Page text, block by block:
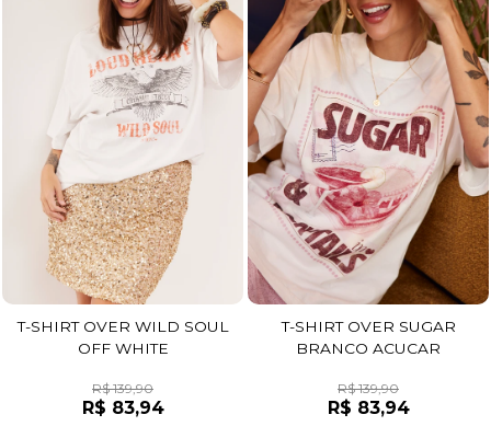
T-SHIRT OVER WILD SOUL
OFF WHITE
R$ 139,90
R$ 83,94
T-SHIRT OVER SUGAR
BRANCO ACUCAR
R$ 139,90
R$ 83,94